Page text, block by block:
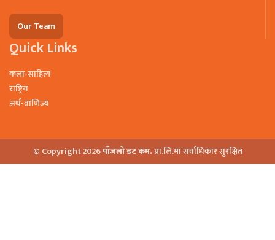
Our Team
Quick Links
कला-साहित्य
राष्ट्रिय
अर्थ-वाणिज्य
© Copyright 2026पाँजलो डट कम.प्रा.लि.मा सर्वाधिकार सुरक्षित